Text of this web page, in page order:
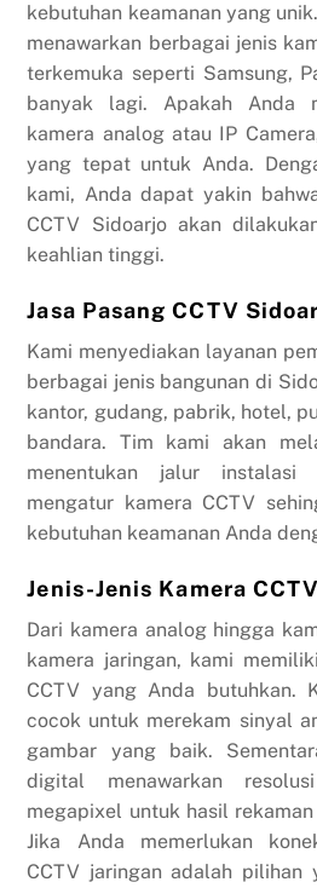
kebutuhan keamanan yang
menawarkan berbagai jenis
terkemuka seperti Samsung,
banyak lagi. Apakah Anda
kamera analog atau IP
yang tepat untuk Anda.
kami, Anda dapat yakin
CCTV Sidoarjo akan
keahlian tinggi.
Jasa Pasang CCTV
Kami menyediakan layanan
berbagai jenis bangunan di
kantor, gudang, pabrik, hotel,
bandara. Tim kami akan
menentukan jalur
mengatur kamera CCTV
kebutuhan keamanan Anda
Jenis-Jenis Kamera
Dari kamera analog hingga
kamera jaringan, kami
CCTV yang Anda butuhkan.
cocok untuk merekam sinyal
gambar yang baik.
digital menawarkan
megapixel untuk hasil
Jika Anda memerlukan
CCTV jaringan adalah pilihan